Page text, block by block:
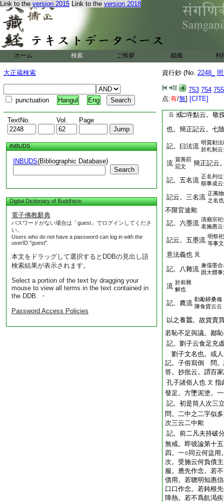
Link to the version 2015 Link to the version 2018
ホーム 検索 ご挨拶 組織 利
大正蔵検索
punctuation Hangul Eng
TextNo. Vol. Page
INBUDS
INBUDS(Bibliographic Database)
Search
Digital Dictionary of Buddhism
電子佛教辭典
パスワードがない場合は「guest」でログインしてくださ
い。
Users who do not have a password can log in with the
userID "guest".
本文をドラッグして選択するとDDBの見出し語
検索結果が表示されます。
Select a portion of the text by dragging your
mouse to view all terms in the text contained in
the DDB. ・
Password Access Policies
資行鈔 (No. 2248_
753 754 755
点:有/無] [CITE]
記。宗仲尼之道者
記。二道流 云云 濟
記注。字弱自卑奉
宗虚無道。故云弱
易者。易者即周易
義也
記。三陰陽流 順天
授民
云 戒□寺點云。敬
也。簡正記云。七
記。曰法流 明賞勅法
於札制云
流 賞善罰
惡文
簡正記云
記。五名流 正名列位
順事成
記云。三名流 正萬物
之名也
不限官途歟
記。六墨流 清廟宗祀
老施惠云
記云。五墨流 明祭祀
等事文
意法義也 見
記。八雜流 兼儒墨
因大體
流 於前雜
解也
記。農流 勸勵耕桑備
陳食貨云云
以之養蠶。故貨賣
若恥不足與議。鄙
記。劉子云食足充
劉子文名也。或
記。子俗寫倒 問
答。抄批云。謂百
孔子諸俗人也 文 指
發足。方墜泥塗。
記。初是筒人次三
問。二中之二字似
次三云二中歟
記。前二凡夫持破
無戒。即彼論第十
四。一○同云何盜用
次。受施云何負債
服。應先作念。若
債用。若聰明知惠
口口作念。若鈍根
障熱。若不爲飢渇